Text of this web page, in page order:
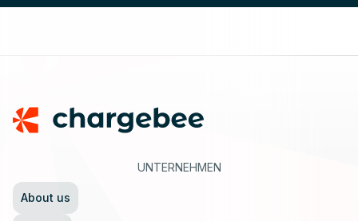
UNTERNEHMEN
About us